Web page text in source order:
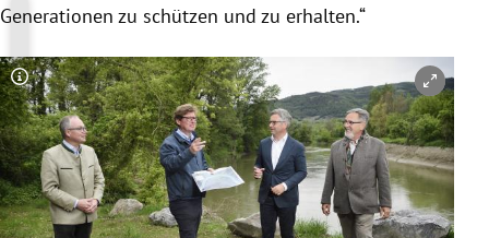
Generationen zu schützen und zu erhalten.“
Copyright-Hinweis öffnen/schließen